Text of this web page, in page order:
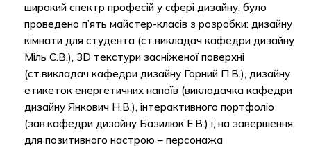
широкий спектр професій у сфері дизайну, було
проведено п’ять майстер-класів з розробки: дизайну
кімнати для студента (ст.викладач кафедри дизайну
Міль С.В.), 3D текстури засніженої поверхні
(ст.викладач кафедри дизайну Горний П.В.), дизайну
етикеток енергетичних напоїв (викладачка кафедри
дизайну Янкович Н.В.), інтерактивного портфоліо
(зав.кафедри дизайну Базилюк Е.В.) і, на завершення,
для позитивного настрою – персонажа